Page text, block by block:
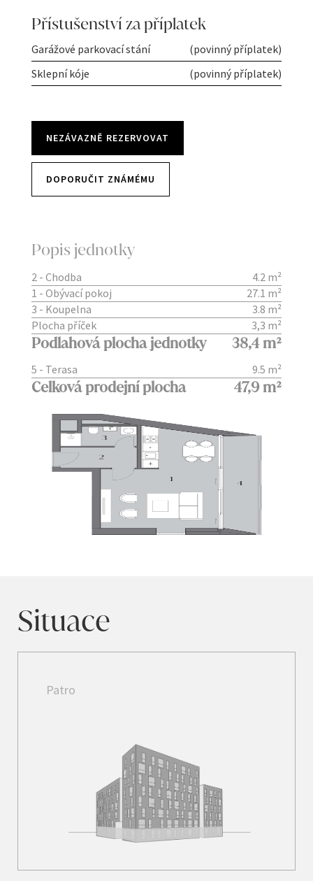
Přístušenství za příplatek
Garážové parkovací stání
(povinný příplatek)
Sklepní kóje
(povinný příplatek)
NEZÁVAZNĚ REZERVOVAT
DOPORUČIT ZNÁMÉMU
Popis jednotky
2 - Chodba
4.2 m²
1 - Obývací pokoj
27.1 m²
3 - Koupelna
3.8 m²
Plocha příček
3,3 m²
Podlahová plocha jednotky 38,4 m²
5 - Terasa 9.5 m²
Celková prodejní plocha 47,9 m²
Situace
Patro